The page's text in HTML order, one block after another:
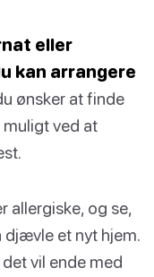
eller
kan arrangere
ønsker at finde
ved at
allergiske, og se,
djævle et nyt hjem.
vil ende med